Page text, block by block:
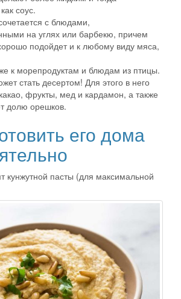
соус.
с блюдами,
на углях или барбекю, причем
подойдет и к любому виду мяса,
к морепродуктам и блюдам из птицы.
стать десертом! Для этого в него
фрукты, мед и кардамон, а также
долю орешков.
его дома
кунжутной пасты (для максимальной